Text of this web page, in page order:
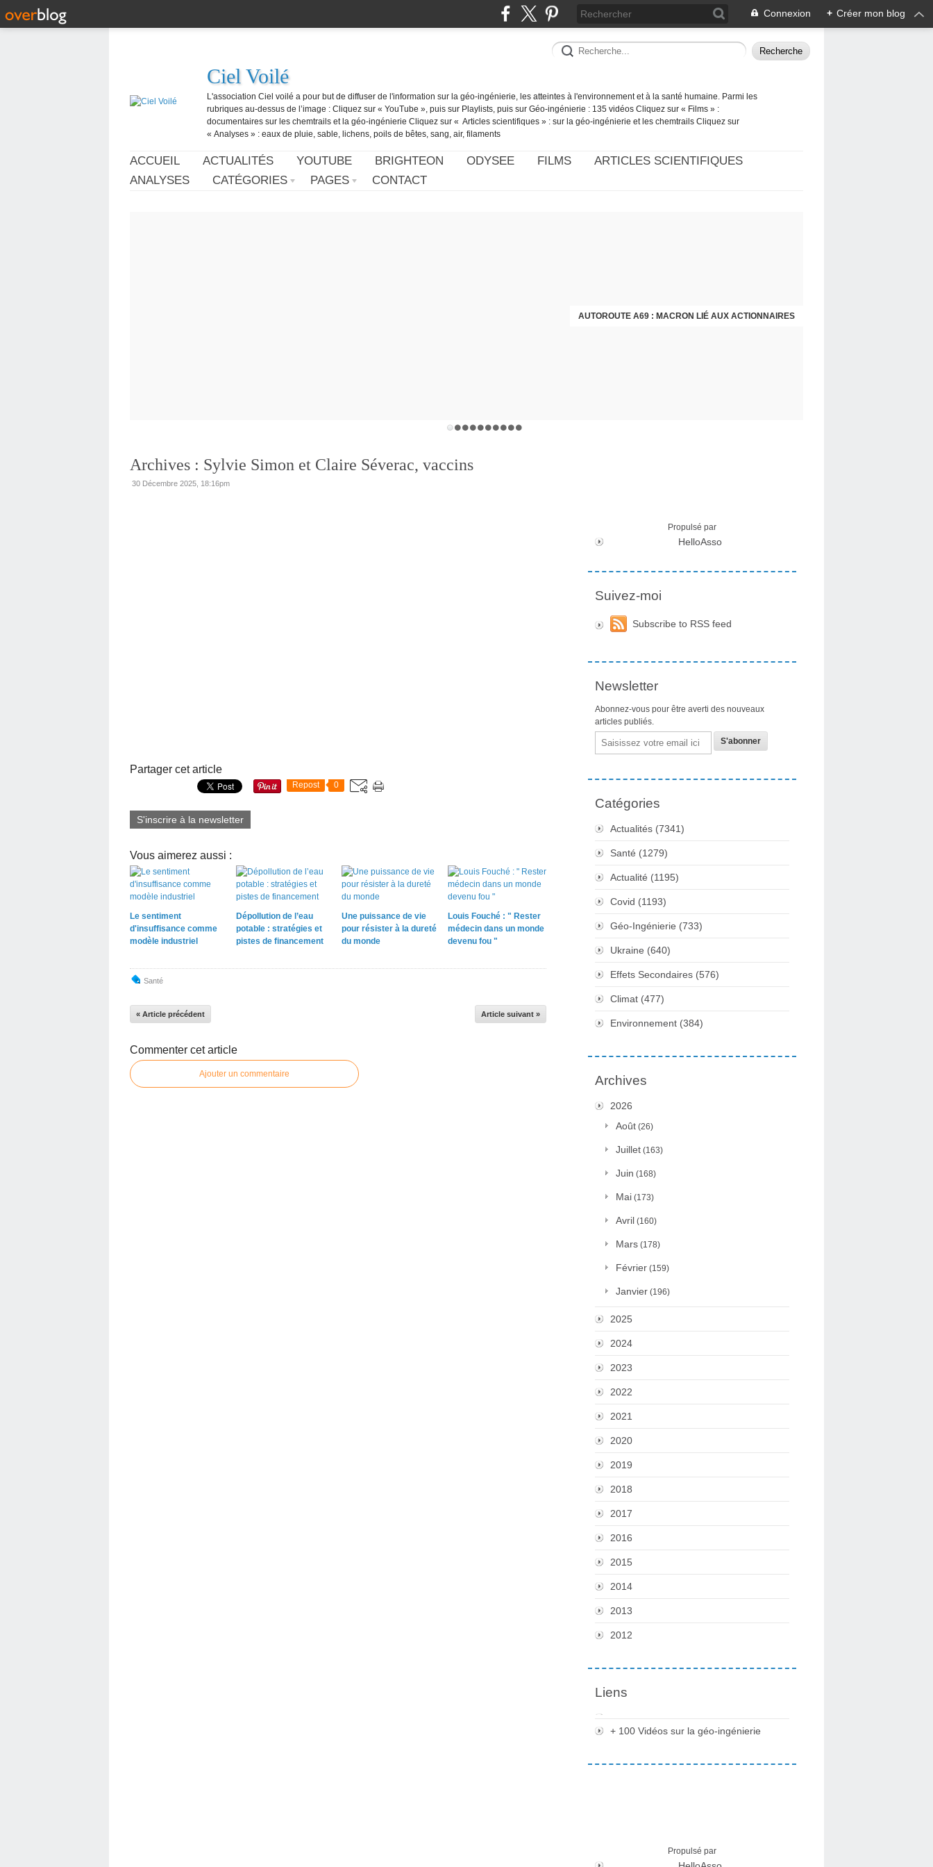
Connexion + Créer mon blog
Ciel Voilé
L'association Ciel voilé a pour but de diffuser de l'information sur la géo-ingénierie, les atteintes à l'environnement et à la santé humaine. Parmi les
rubriques au-dessus de l’image : Cliquez sur « YouTube », puis sur Playlists, puis sur Géo-ingénierie : 135 vidéos Cliquez sur « Films » :
documentaires sur les chemtrails et la géo-ingénierie Cliquez sur « Articles scientifiques » : sur la géo-ingénierie et les chemtrails Cliquez sur
« Analyses » : eaux de pluie, sable, lichens, poils de bêtes, sang, air, filaments
ACCUEIL ACTUALITÉS YOUTUBE BRIGHTEON ODYSEE FILMS
ARTICLES SCIENTIFIQUES
ANALYSES
CATÉGORIES PAGES CONTACT
AUTOROUTE A69 : MACRON LIÉ AUX ACTIONNAIRES
CRISE MIGRATOIRE À CEUTA : UN JEUNE FRANÇAIS SUR PLACE RÉTABLIT LES FAITS ! - RAPHAËL AYMA
Archives : Sylvie Simon et Claire Séverac, vaccins
30 Décembre 2025, 18:16pm
Partager cet article
Repost 0
S'inscrire à la newsletter
Vous aimerez aussi :
Le sentiment
d'insuffisance comme
modèle industriel
Dépollution de l’eau
potable : stratégies et
pistes de financement
Une puissance de vie
pour résister à la dureté
du monde
Louis Fouché : " Rester
médecin dans un monde
devenu fou "
Santé
« Article précédent Article suivant »
Commenter cet article
Ajouter un commentaire
Propulsé par
HelloAsso
Suivez-moi
Subscribe to RSS feed
Newsletter
Abonnez-vous pour être averti des nouveaux
articles publiés.
Email
Catégories
Actualités (7341)
Santé (1279)
Actualité (1195)
Covid (1193)
Géo-Ingénierie (733)
Ukraine (640)
Effets Secondaires (576)
Climat (477)
Environnement (384)
Archives
2026
Août (26)
Juillet (163)
Juin (168)
Mai (173)
Avril (160)
Mars (178)
Février (159)
Janvier (196)
2025
2024
2023
2022
2021
2020
2019
2018
2017
2016
2015
2014
2013
2012
Liens
+ 100 Vidéos sur la géo-ingénierie
Propulsé par